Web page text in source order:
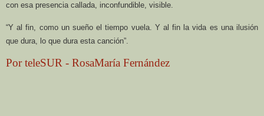
con esa presencia callada, inconfundible, visible.
“Y al fin, como un sueño el tiempo vuela. Y al fin la vida es una ilusión
que dura, lo que dura esta canción”.
Por teleSUR - RosaMaría Fernández